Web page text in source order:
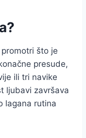
što je
presude,
ili tri navike
ljubavi završava
lagana rutina